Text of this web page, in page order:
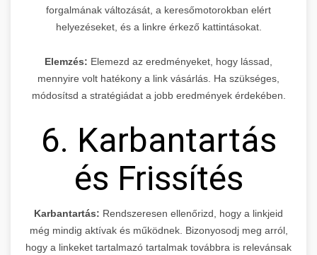
forgalmának változását, a keresőmotorokban elért
helyezéseket, és a linkre érkező kattintásokat.
Elemzés: Elemezd az eredményeket, hogy lássad,
mennyire volt hatékony a link vásárlás. Ha szükséges,
módosítsd a stratégiádat a jobb eredmények érdekében.
6. Karbantartás
és Frissítés
Karbantartás: Rendszeresen ellenőrizd, hogy a linkjeid
még mindig aktívak és működnek. Bizonyosodj meg arról,
hogy a linkeket tartalmazó tartalmak továbbra is relevánsak